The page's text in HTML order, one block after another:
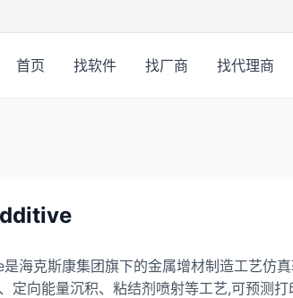
首页 找软件 找厂商 找代理商
海克斯康集团旗下的金属增材制造工艺仿真
定向能量沉积、粘结剂喷射等工艺,可预测